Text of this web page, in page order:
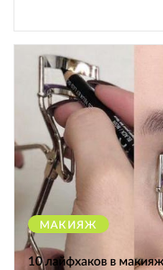
МАКИЯЖ
10 лайфхаков в